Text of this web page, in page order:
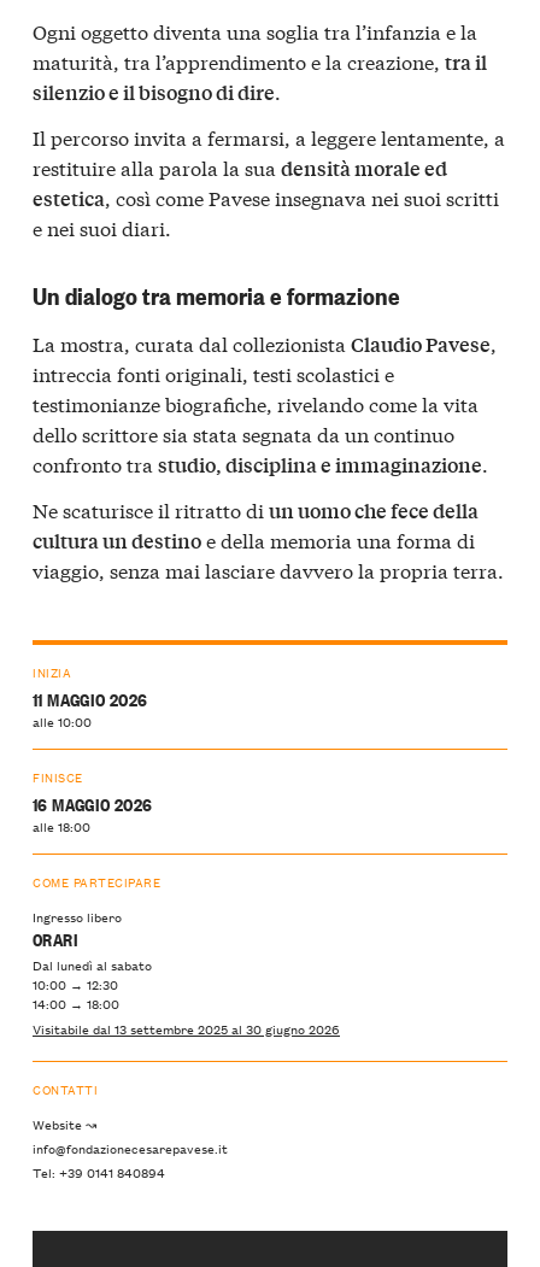
Ogni oggetto diventa una soglia tra l’infanzia e la
maturità, tra l’apprendimento e la creazione, tra il
silenzio e il bisogno di dire.
Il percorso invita a fermarsi, a leggere lentamente, a
restituire alla parola la sua densità morale ed
estetica, così come Pavese insegnava nei suoi scritti
e nei suoi diari.
Un dialogo tra memoria e formazione
La mostra, curata dal collezionista Claudio Pavese,
intreccia fonti originali, testi scolastici e
testimonianze biografiche, rivelando come la vita
dello scrittore sia stata segnata da un continuo
confronto tra studio, disciplina e immaginazione.
Ne scaturisce il ritratto di un uomo che fece della
cultura un destinoe della memoria una forma di
viaggio, senza mai lasciare davvero la propria terra.
INIZIA
11 MAGGIO 2026
alle 10:00
FINISCE
16 MAGGIO 2026
alle 18:00
COME PARTECIPARE
Ingresso libero
ORARI
Dal lunedì al sabato
10:00 → 12:30
14:00 → 18:00
Visitabile dal 13 settembre 2025 al 30 giugno 2026
CONTATTI
Website ↝
info@fondazionecesarepavese.it
Tel: +39 0141 840894